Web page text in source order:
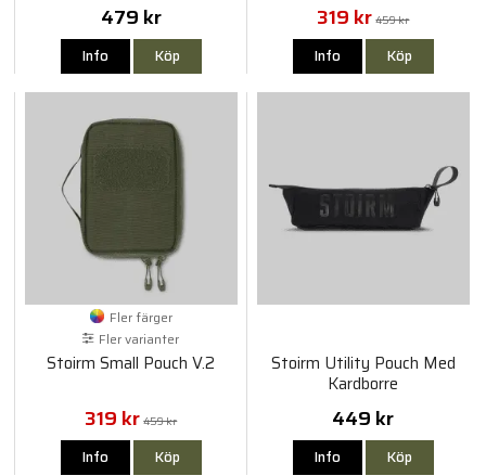
479 kr
Info Köp
319 kr 459 kr
Info Köp
Fler färger
Fler varianter
Stoirm Small Pouch V.2
319 kr 459 kr
Info Köp
Stoirm Utility Pouch Med
Kardborre
449 kr
Info Köp